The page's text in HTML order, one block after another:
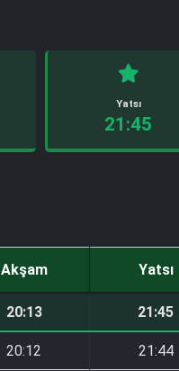
Yatsı
21:45
Akşam Yatsı
20:13 21:45
20:12 21:44